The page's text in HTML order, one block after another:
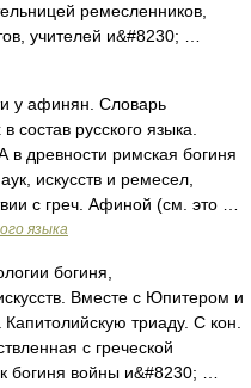
ремесленников,
учителей и&#8230; …
у афинян. Словарь
русского языка.
древности римская богиня
искусств и ремесел,
с греч. Афиной (см. это …
языка
богиня,
Вместе с Юпитером и
триаду. С кон.
с греческой
богиня войны и&#8230; …